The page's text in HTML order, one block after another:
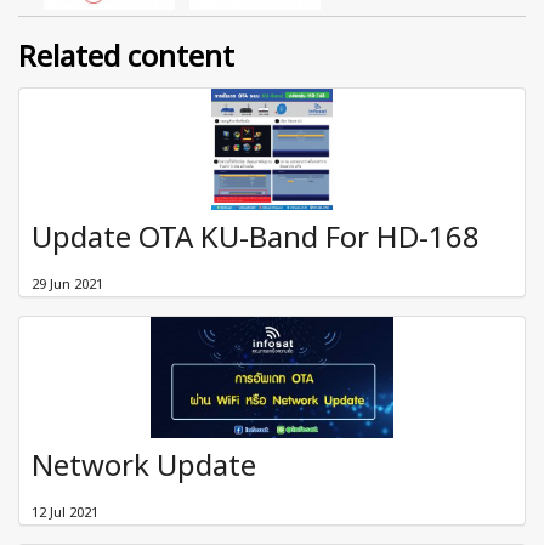
Related content
Update OTA KU-Band For HD-168
29 Jun 2021
Network Update
12 Jul 2021